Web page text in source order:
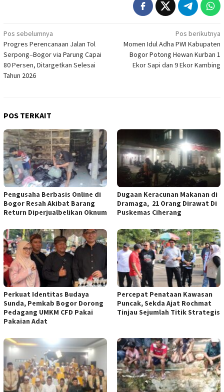
Navigasi
pos
Pos sebelumnya
Progres Perencanaan Jalan Tol
Serpong–Bogor via Parung Capai
80 Persen, Ditargetkan Selesai
Tahun 2026 ‎
Pos berikutnya
Momen Idul Adha PWI Kabupaten
Bogor Potong Hewan Kurban 1
Ekor Sapi dan 9 Ekor Kambing
POS TERKAIT
Pengusaha Berbasis Online di
Bogor Resah Akibat Barang
Return Diperjualbelikan Oknum
‎Dugaan Keracunan Makanan di
Dramaga, 21 Orang Dirawat Di
Puskemas Ciherang ‎
Perkuat Identitas Budaya
Sunda, Pemkab Bogor Dorong
Pedagang UMKM CFD Pakai
Pakaian Adat ‎
‎Percepat Penataan Kawasan
Puncak, Sekda Ajat Rochmat
Tinjau Sejumlah Titik Strategis